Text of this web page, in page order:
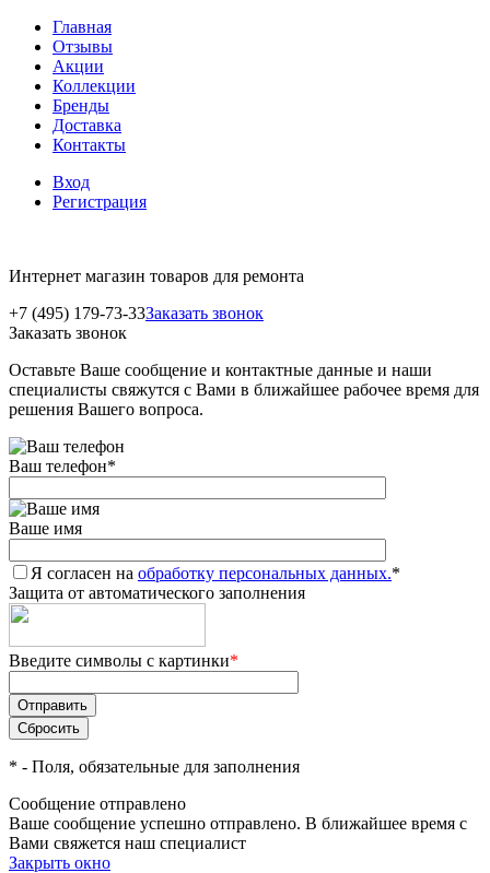
Главная
Отзывы
Акции
Коллекции
Бренды
Доставка
Контакты
Вход
Регистрация
Интернет магазин товаров для ремонта
+7 (495) 179-73-33Заказать звонок
Заказать звонок
Оставьте Ваше сообщение и контактные данные и наши
специалисты свяжутся с Вами в ближайшее рабочее время для
решения Вашего вопроса.
Ваш телефон*
Ваше имя
Я согласен на обработку персональных данных.*
Защита от автоматического заполнения
Введите символы с картинки*
* - Поля, обязательные для заполнения
Сообщение отправлено
Ваше сообщение успешно отправлено. В ближайшее время с
Вами свяжется наш специалист
Закрыть окно